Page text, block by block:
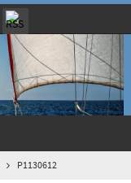
P1130612